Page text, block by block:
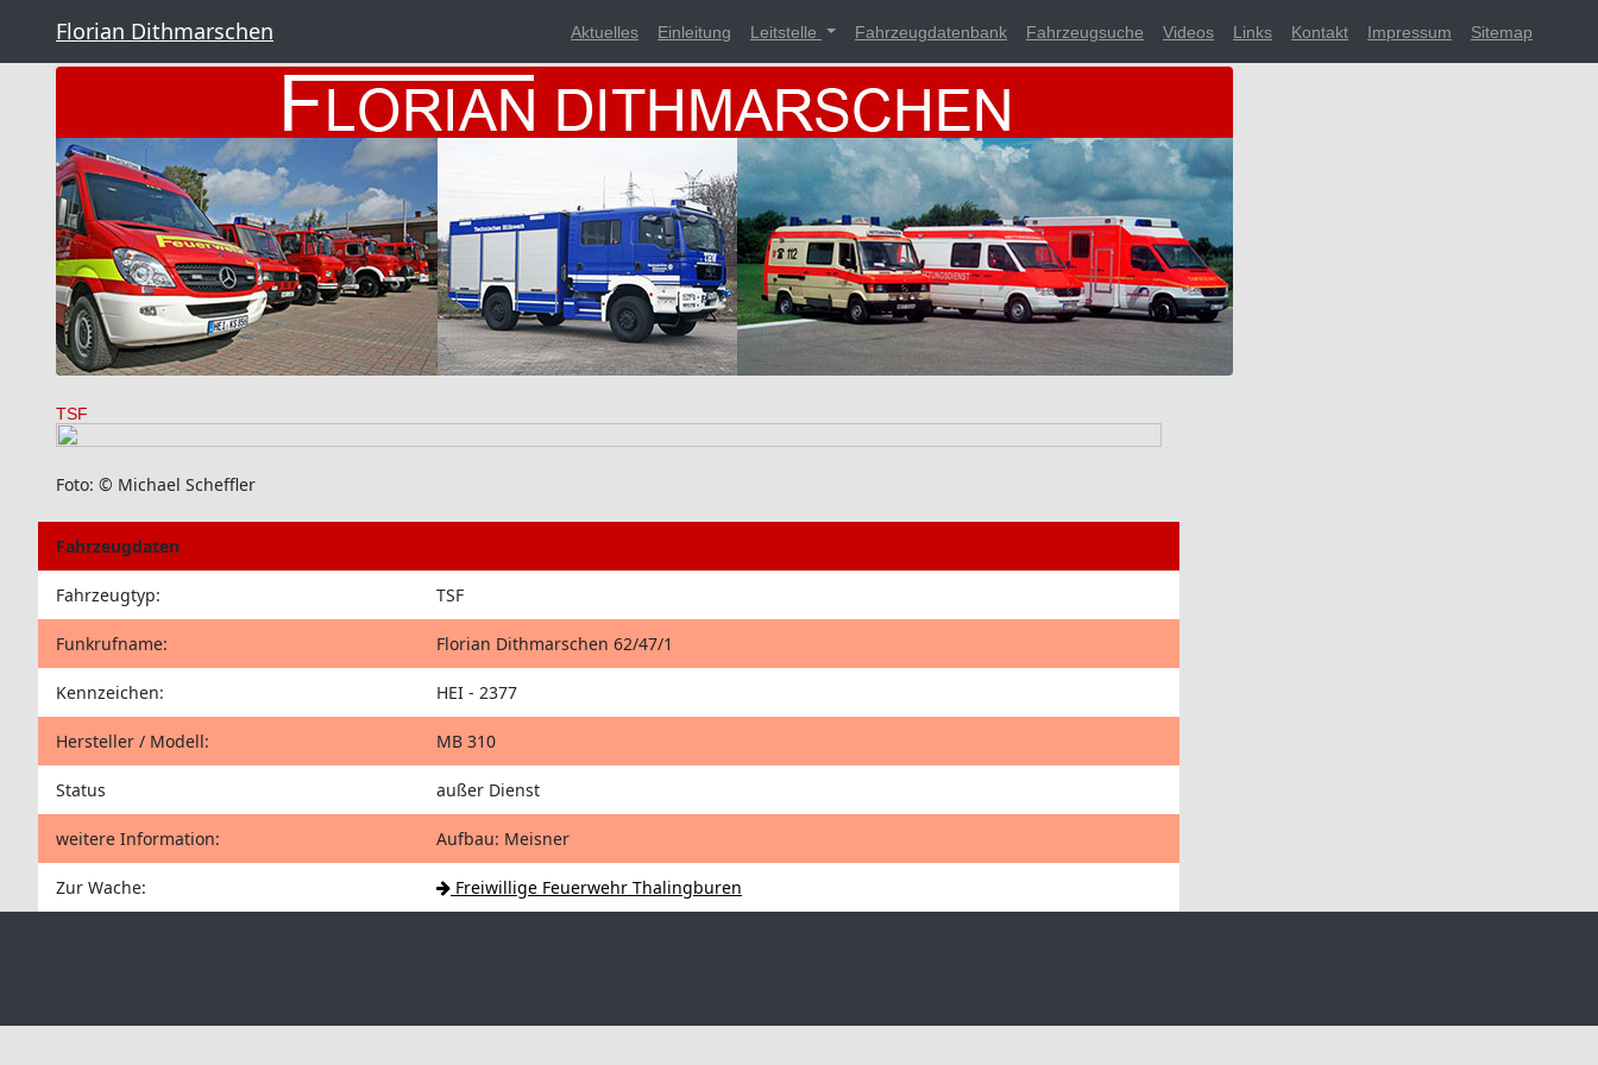
Florian Dithmarschen Aktuelles Einleitung Leitstelle Fahrzeugdatenbank Fahrzeugsuche Videos Links Kontakt Impressum Sitemap
TSF
Foto: © Michael Scheffler
Fahrzeugdaten
Fahrzeugtyp: TSF
Funkrufname: Florian Dithmarschen 62/47/1
Kennzeichen: HEI - 2377
Hersteller / Modell: MB 310
Status außer Dienst
weitere Information: Aufbau: Meisner
Zur Wache: Freiwillige Feuerwehr Thalingburen